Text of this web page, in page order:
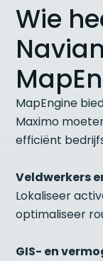
Wie
MapEngine
Maximo
efficiënt
Veldwerkers
Lokaliseer
optimaliseer
GIS- en